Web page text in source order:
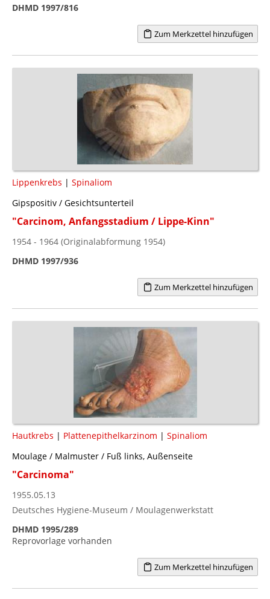
DHMD 1997/816
Zum Merkzettel hinzufügen
Lippenkrebs | Spinaliom
Gipspositiv / Gesichtsunterteil
"Carcinom, Anfangsstadium / Lippe-Kinn"
1954 - 1964 (Originalabformung 1954)
DHMD 1997/936
Zum Merkzettel hinzufügen
Hautkrebs | Plattenepithelkarzinom | Spinaliom
Moulage / Malmuster / Fuß links, Außenseite
"Carcinoma"
1955.05.13
Deutsches Hygiene-Museum / Moulagenwerkstatt
DHMD 1995/289
Reprovorlage vorhanden
Zum Merkzettel hinzufügen